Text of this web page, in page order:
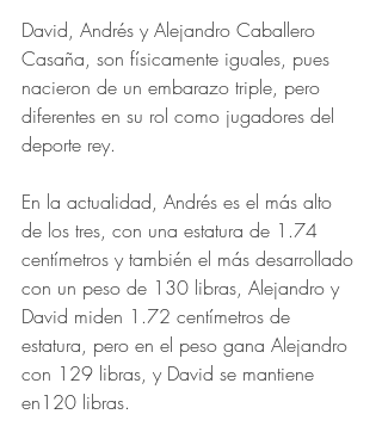
David, Andrés y Alejandro Caballero
Casaña, son físicamente iguales, pues
nacieron de un embarazo triple, pero
diferentes en su rol como jugadores del
deporte rey.
En la actualidad, Andrés es el más alto
de los tres, con una estatura de 1.74
centímetros y también el más desarrollado
con un peso de 130 libras, Alejandro y
David miden 1.72 centímetros de
estatura, pero en el peso gana Alejandro
con 129 libras, y David se mantiene
en120 libras.